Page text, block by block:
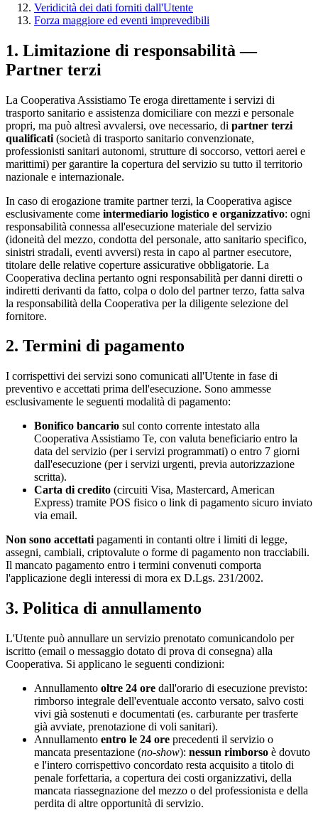
Veridicità dei dati forniti dall'Utente
Forza maggiore ed eventi imprevedibili
1. Limitazione di responsabilità —
Partner terzi
La Cooperativa Assistiamo Te eroga direttamente i servizi di
trasporto sanitario e assistenza domiciliare con mezzi e personale
propri, ma può altresì avvalersi, ove necessario, di partner terzi
qualificati (società di trasporto sanitario convenzionate,
professionisti sanitari autonomi, strutture di soccorso, vettori aerei e
marittimi) per garantire la copertura del servizio su tutto il territorio
nazionale e internazionale.
In caso di erogazione tramite partner terzi, la Cooperativa agisce
esclusivamente come intermediario logistico e organizzativo: ogni
responsabilità connessa all'esecuzione materiale del servizio
(idoneità del mezzo, condotta del personale, atto sanitario specifico,
sinistri stradali, eventi avversi) resta in capo al partner esecutore,
titolare delle relative coperture assicurative obbligatorie. La
Cooperativa declina pertanto ogni responsabilità per danni diretti o
indiretti derivanti da fatto, colpa o dolo del partner terzo, fatta salva
la responsabilità della Cooperativa per la diligente selezione del
fornitore.
2. Termini di pagamento
I corrispettivi dei servizi sono comunicati all'Utente in fase di
preventivo e accettati prima dell'esecuzione. Sono ammesse
esclusivamente le seguenti modalità di pagamento:
Bonifico bancario sul conto corrente intestato alla
Cooperativa Assistiamo Te, con valuta beneficiario entro la
data del servizio (per i servizi programmati) o entro 7 giorni
dall'esecuzione (per i servizi urgenti, previa autorizzazione
scritta).
Carta di credito (circuiti Visa, Mastercard, American
Express) tramite POS fisico o link di pagamento sicuro inviato
via email.
Non sono accettati pagamenti in contanti oltre i limiti di legge,
assegni, cambiali, criptovalute o forme di pagamento non tracciabili.
Il mancato pagamento entro i termini convenuti comporta
l'applicazione degli interessi di mora ex D.Lgs. 231/2002.
3. Politica di annullamento
L'Utente può annullare un servizio prenotato comunicandolo per
iscritto (email o messaggio dotato di prova di consegna) alla
Cooperativa. Si applicano le seguenti condizioni:
Annullamento oltre 24 ore dall'orario di esecuzione previsto:
rimborso integrale dell'eventuale acconto versato, salvo costi
vivi già sostenuti e documentati (es. carburante per trasferte
già avviate, prenotazione di voli sanitari).
Annullamento entro le 24 ore precedenti il servizio o
mancata presentazione (no-show): nessun rimborso è dovuto
e l'intero corrispettivo concordato resta acquisito a titolo di
penale forfettaria, a copertura dei costi organizzativi, della
mancata riassegnazione del mezzo o del professionista e della
perdita di altre opportunità di servizio.